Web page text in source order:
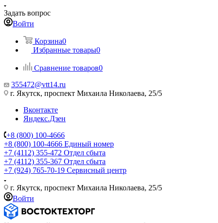
Задать вопрос
Войти
Корзина0
Избранные товары0
Сравнение товаров0
355472@vtt14.ru
г. Якутск, проспект Михаила Николаева, 25/5
Вконтакте
Яндекс.Дзен
+8 (800) 100-4666
+8 (800) 100-4666 Единый номер
+7 (4112) 355-472 Отдел сбыта
+7 (4112) 355-367 Отдел сбыта
+7 (924) 765-70-19 Сервисный центр
г. Якутск, проспект Михаила Николаева, 25/5
Войти